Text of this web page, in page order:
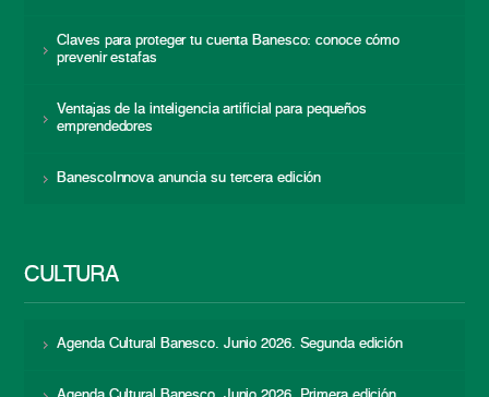
Claves para proteger tu cuenta Banesco: conoce cómo
prevenir estafas
Ventajas de la inteligencia artificial para pequeños
emprendedores
BanescoInnova anuncia su tercera edición
CULTURA
Agenda Cultural Banesco. Junio 2026. Segunda edición